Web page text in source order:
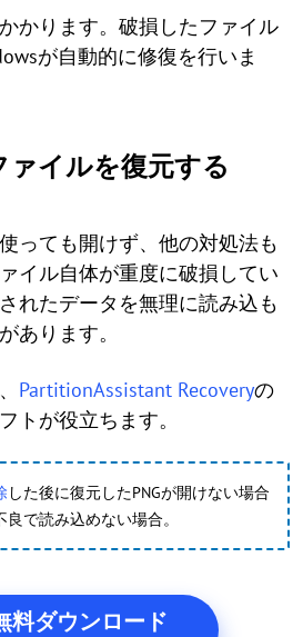
かります。破損したファイル
が自動的に修復を行いま
イルを復元する
っても開けず、他の対処法も
イル自体が重度に破損してい
れたデータを無理に読み込も
あります。
PartitionAssistant Recoveryの
トが役立ちます。
した後に復元したPNGが開けない場合
で読み込めない場合。
料ダウンロード